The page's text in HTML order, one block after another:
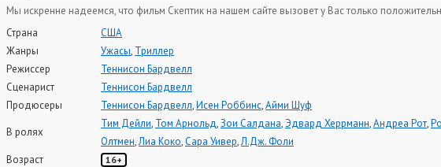
Мы искренне надеемся, что фильм Скептик на нашем сайте вызовет у Вас только
Страна
США
Жанры
Ужасы, Триллер
Режиссер
Теннисон Бардвелл
Сценарист
Теннисон Бардвелл
Продюсеры
Теннисон Бардвелл,Исен Роббинс,Айми Шуф
В ролях
Тим Дейли, Том Арнольд,Зои Салдана,Эдвард Херрманн,Андреа Рот,
Олтмен,Лиа Коко,Сара Уивер,Л.Дж. Фоли
Возраст
16+